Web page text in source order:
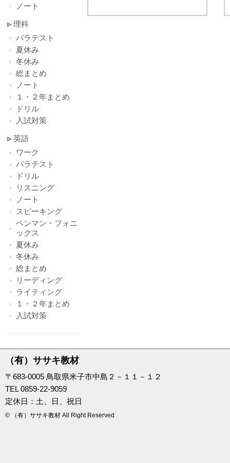
ノート
理科
バラテスト
夏休み
冬休み
総まとめ
ノート
１・２年まとめ
ドリル
入試対策
英語
ワーク
バラテスト
ドリル
リスニング
ノート
スピーキング
ペンマン・フォニ
ックス
夏休み
冬休み
総まとめ
リーディング
ライティング
１・２年まとめ
入試対策
（有）ササキ教材
〒683-0005 鳥取県米子市中島２－１１－１２
TEL 0859-22-9059
定休日：土、日、祝日
© （有）ササキ教材 All Right Reserved